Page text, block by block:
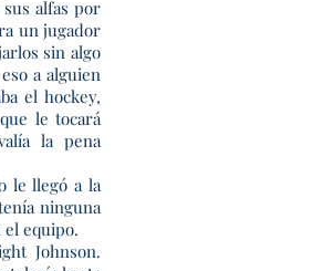
sus alfas por
un jugador
sin algo
a alguien
el hockey,
le tocará
la pena
le llegó a la
ninguna
el equipo.
Johnson.